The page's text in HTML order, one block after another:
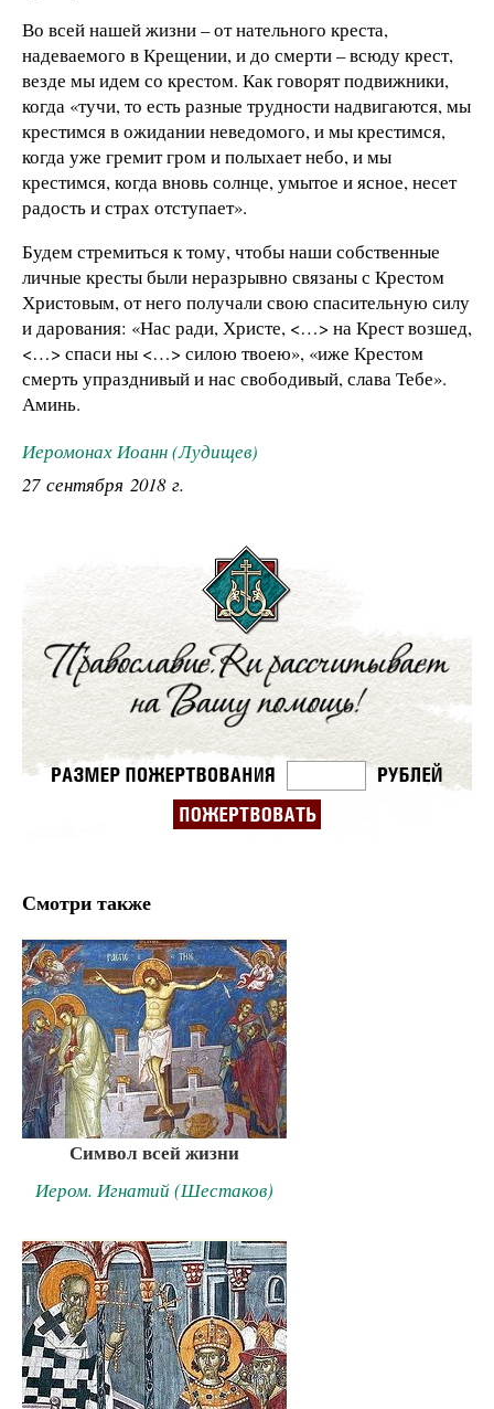
Во всей нашей жизни – от нательного креста,
надеваемого в Крещении, и до смерти – всюду крест,
везде мы идем со крестом. Как говорят подвижники,
когда «тучи, то есть разные трудности надвигаются, мы
крестимся в ожидании неведомого, и мы крестимся,
когда уже гремит гром и полыхает небо, и мы
крестимся, когда вновь солнце, умытое и ясное, несет
радость и страх отступает».
Будем стремиться к тому, чтобы наши собственные
личные кресты были неразрывно связаны с Крестом
Христовым, от него получали свою спасительную силу
и дарования: «Нас ради, Христе, <…> на Крест возшед,
<…> спаси ны <…> силою твоею», «иже Крестом
смерть упразднивый и нас свободивый, слава Тебе».
Аминь.
Иеромонах Иоанн (Лудищев)
27 сентября 2018 г.
Смотри также
Символ всей жизни
Иером. Игнатий (Шестаков)